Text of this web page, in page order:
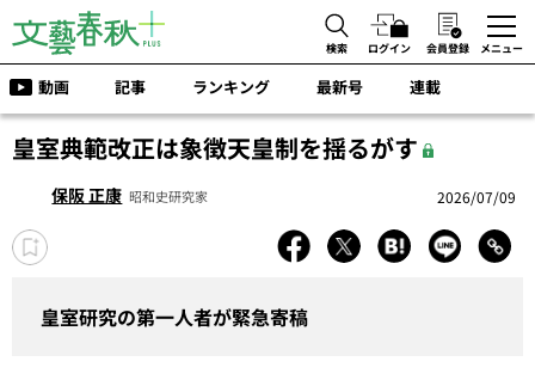
検索 ログイン 会員登録 メニュー
動画 記事 ランキング 最新号 連載
皇室典範改正は象徴天皇制を揺るがす
保阪 正康 昭和史研究家 2026/07/09
皇室研究の第一人者が緊急寄稿